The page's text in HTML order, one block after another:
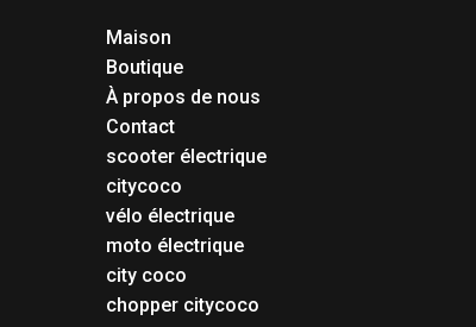
Maison
Boutique
À propos de nous
Contact
scooter électrique
citycoco
vélo électrique
moto électrique
city coco
chopper citycoco